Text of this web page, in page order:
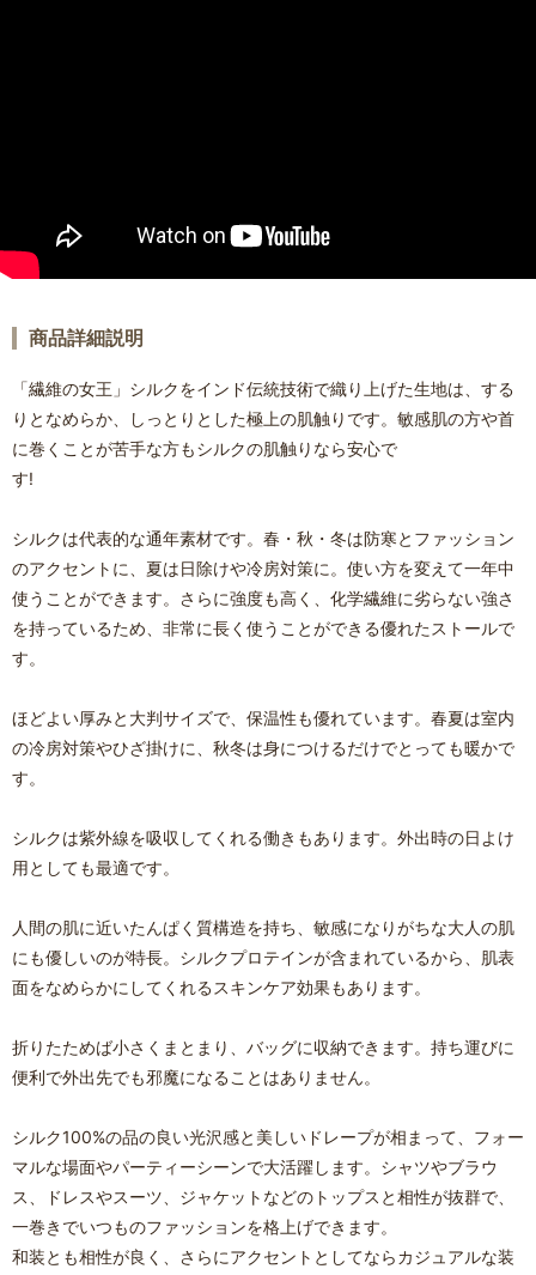
商品詳細説明
「繊維の女王」シルクをインド伝統技術で織り上げた生地は、する
りとなめらか、しっとりとした極上の肌触りです。敏感肌の方や首
に巻くことが苦手な方もシルクの肌触りなら安心で
す!
シルクは代表的な通年素材です。春・秋・冬は防寒とファッション
のアクセントに、夏は日除けや冷房対策に。使い方を変えて一年中
使うことができます。さらに強度も高く、化学繊維に劣らない強さ
を持っているため、非常に長く使うことができる優れたストールで
す。
ほどよい厚みと大判サイズで、保温性も優れています。春夏は室内
の冷房対策やひざ掛けに、秋冬は身につけるだけでとっても暖かで
す。
シルクは紫外線を吸収してくれる働きもあります。外出時の日よけ
用としても最適です。
人間の肌に近いたんぱく質構造を持ち、敏感になりがちな大人の肌
にも優しいのが特長。シルクプロテインが含まれているから、肌表
面をなめらかにしてくれるスキンケア効果もあります。
折りたためば小さくまとまり、バッグに収納できます。持ち運びに
便利で外出先でも邪魔になることはありません。
シルク100%の品の良い光沢感と美しいドレープが相まって、フォー
マルな場面やパーティーシーンで大活躍します。シャツやブラウ
ス、ドレスやスーツ、ジャケットなどのトップスと相性が抜群で、
一巻きでいつものファッションを格上げできます。
和装とも相性が良く、さらにアクセントとしてならカジュアルな装